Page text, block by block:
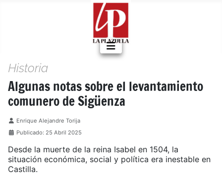
Historia
Algunas notas sobre el levantamiento
comunero de Sigüenza
Detalles
Enrique Alejandre Torija
Publicado: 25 Abril 2025
Desde la muerte de la reina Isabel en 1504, la
situación económica, social y política era inestable en
Castilla.